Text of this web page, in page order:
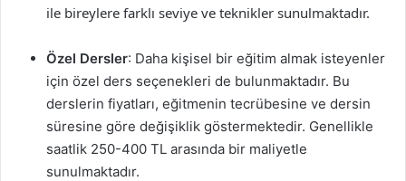
ile bireylere farklı seviye ve teknikler sunulmaktadır.
Özel Dersler: Daha kişisel bir eğitim almak isteyenler
için özel ders seçenekleri de bulunmaktadır. Bu
derslerin fiyatları, eğitmenin tecrübesine ve dersin
süresine göre değişiklik göstermektedir. Genellikle
saatlik 250-400 TL arasında bir maliyetle
sunulmaktadır.